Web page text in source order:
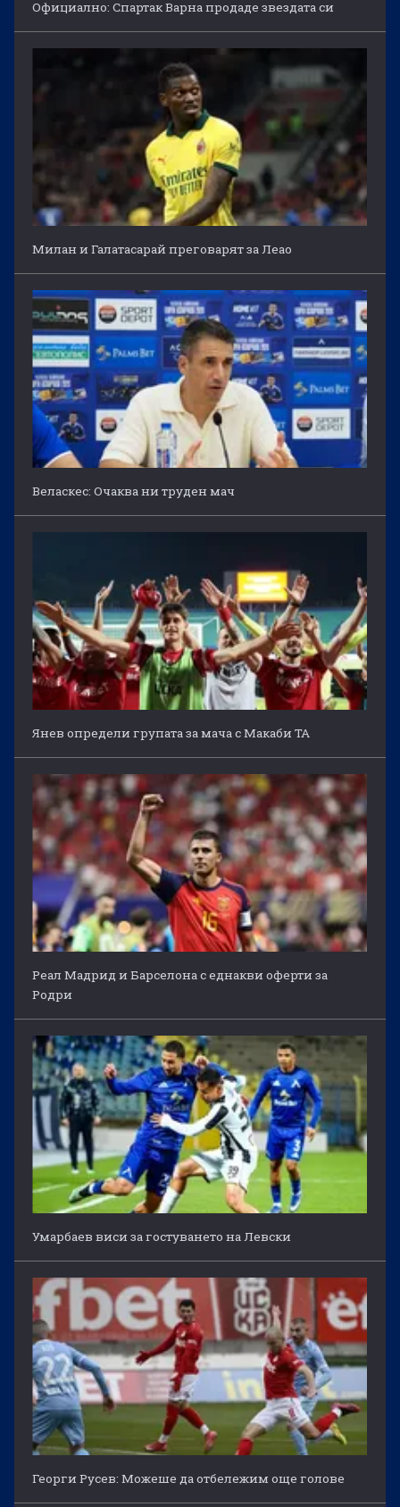
Официално: Спартак Варна продаде звездата си
Милан и Галатасарай преговарят за Леао
Веласкес: Очаква ни труден мач
Янев определи групата за мача с Макаби ТА
Реал Мадрид и Барселона с еднакви оферти за
Родри
Умарбаев виси за гостуването на Левски
Георги Русев: Можеше да отбележим още голове